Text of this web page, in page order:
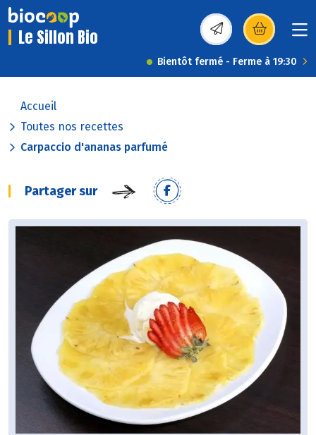
Le Sillon Bio (s’ouvre dans une
Bientôt fermé - Ferme à 19:30
Accueil
Toutes nos recettes
Carpaccio d'ananas parfumé
Partager sur